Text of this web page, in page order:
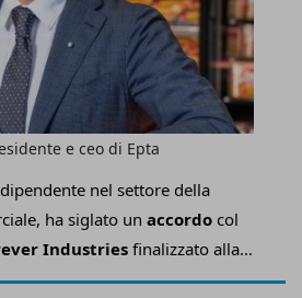
nel settore della
ha siglato un accordo col
Industries finalizzato alla
e commerciale dicelle
e ceo di Epta